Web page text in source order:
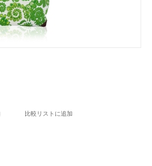
比較リストに追加